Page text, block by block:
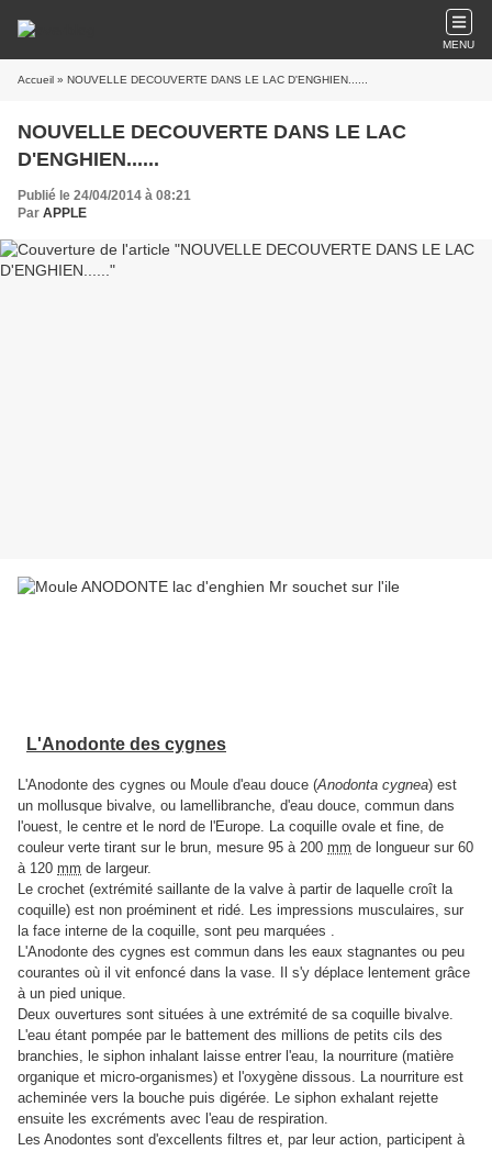
MENU
Accueil » NOUVELLE DECOUVERTE DANS LE LAC D'ENGHIEN......
NOUVELLE DECOUVERTE DANS LE LAC
D'ENGHIEN......
Publié le 24/04/2014 à 08:21
Par APPLE
L'Anodonte des cygnes
L'Anodonte des cygnes ou Moule d'eau douce (Anodonta cygnea) est
un mollusque bivalve, ou lamellibranche, d'eau douce, commun dans
l'ouest, le centre et le nord de l'Europe. La coquille ovale et fine, de
couleur verte tirant sur le brun, mesure 95 à 200 mm de longueur sur 60
à 120 mm de largeur.
Le crochet (extrémité saillante de la valve à partir de laquelle croît la
coquille) est non proéminent et ridé. Les impressions musculaires, sur
la face interne de la coquille, sont peu marquées .
L'Anodonte des cygnes est commun dans les eaux stagnantes ou peu
courantes où il vit enfoncé dans la vase. Il s'y déplace lentement grâce
à un pied unique.
Deux ouvertures sont situées à une extrémité de sa coquille bivalve.
L'eau étant pompée par le battement des millions de petits cils des
branchies, le siphon inhalant laisse entrer l'eau, la nourriture (matière
organique et micro-organismes) et l'oxygène dissous. La nourriture est
acheminée vers la bouche puis digérée. Le siphon exhalant rejette
ensuite les excréments avec l'eau de respiration.
Les Anodontes sont d'excellents filtres et, par leur action, participent à